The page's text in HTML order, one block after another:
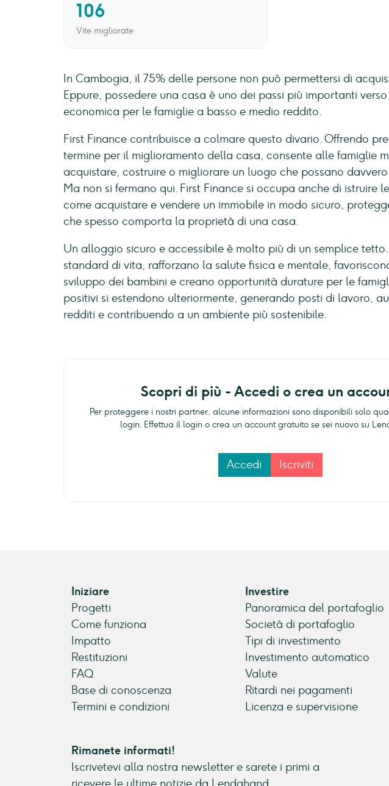
106
Vite migliorate
In Cambogia, il 75% delle persone non può permettersi di
Eppure, possedere una casa è uno dei passi più importanti
economica per le famiglie a basso e medio reddito.
First Finance contribuisce a colmare questo divario. Offrendo
termine per il miglioramento della casa, consente alle famiglie
acquistare, costruire o migliorare un luogo che possano
Ma non si fermano qui. First Finance si occupa anche di istruire
come acquistare e vendere un immobile in modo sicuro,
che spesso comporta la proprietà di una casa.
Un alloggio sicuro e accessibile è molto più di un semplice
standard di vita, rafforzano la salute fisica e mentale,
sviluppo dei bambini e creano opportunità durature per le
positivi si estendono ulteriormente, generando posti di lavoro,
redditi e contribuendo a un ambiente più sostenibile.
Scopri di più - Accedi o crea un
Per proteggere i nostri partner, alcune informazioni sono disponibili solo
login. Effettua il login o crea un account gratuito se sei nuovo su
Accedi Iscriviti
Iniziare
Progetti
Come funziona
Impatto
Restituzioni
FAQ
Base di conoscenza
Termini e condizioni
Investire
Panoramica del portafoglio
Società di portafoglio
Tipi di investimento
Investimento automatico
Valute
Ritardi nei pagamenti
Licenza e supervisione
Rimanete informati!
Iscrivetevi alla nostra newsletter e sarete i primi a